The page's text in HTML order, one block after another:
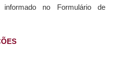
no Formulário de